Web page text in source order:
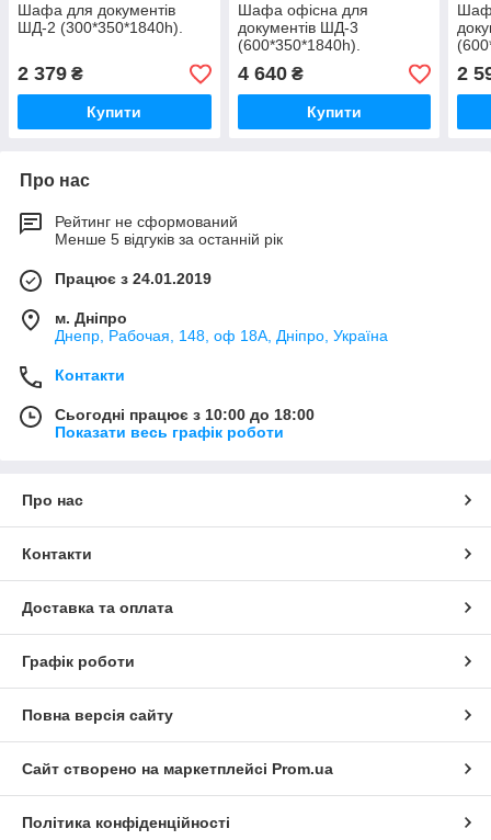
Шафа для документів
ШД-2 (300*350*1840h).
2 379 ₴
Купити
Шафа офісна для
документів ШД-3
(600*350*1840h).
4 640₴
Купити
2
Про нас
Рейтинг не сформований
Менше 5 відгуків за останній рік
Працює з 24.01.2019
м. Дніпро
Днепр, Рабочая, 148, оф 18А, Дніпро, Україна
Контакти
Сьогодні працює з 10:00 до 18:00
Показати весь графік роботи
Про нас
Контакти
Доставка та оплата
Графік роботи
Повна версія сайту
Сайт створено на маркетплейсі Prom.ua
Політика конфіденційності